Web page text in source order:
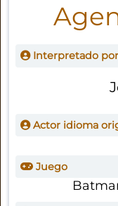
Interpretado por
Actor idioma
Juego